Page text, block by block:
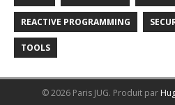
REACTIVE PROGRAMMING
TOOLS
© 2026 Paris JUG. Produit par